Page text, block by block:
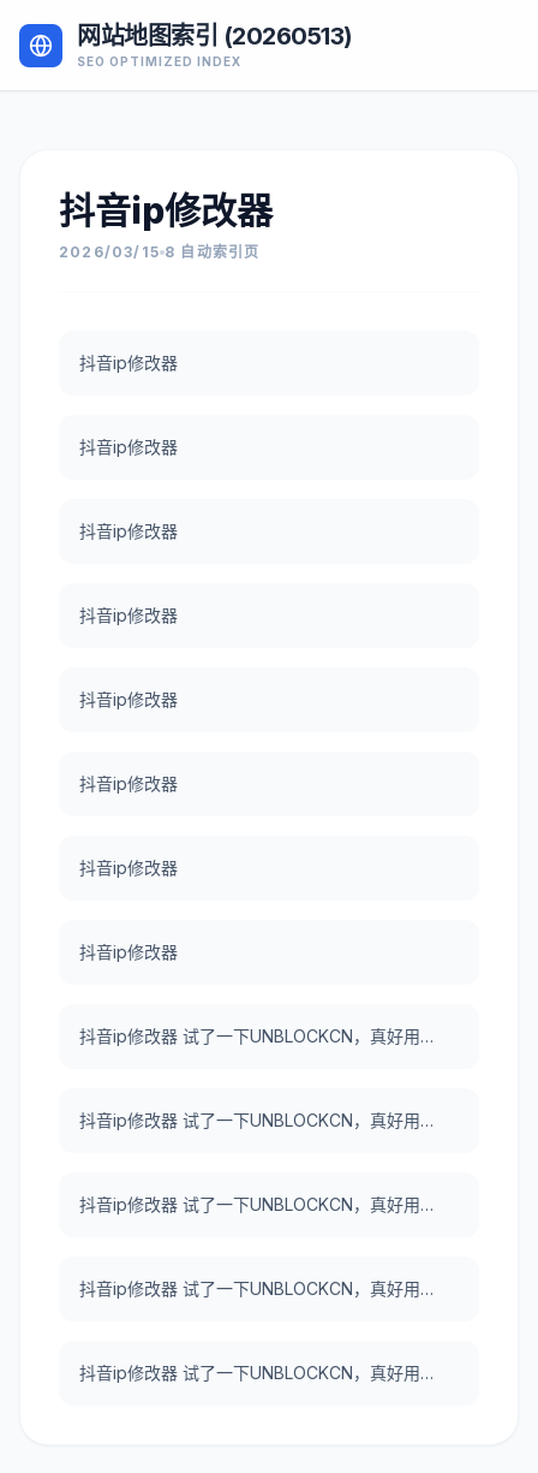
网站地图索引 (20260513)
SEO OPTIMIZED INDEX
抖音ip修改器
2026/03/15 8 自动索引页
抖音ip修改器
抖音ip修改器
抖音ip修改器
抖音ip修改器
抖音ip修改器
抖音ip修改器
抖音ip修改器
抖音ip修改器
抖音ip修改器 试了一下UNBLOCKCN，真好用。
抖音ip修改器 试了一下UNBLOCKCN，真好用。
抖音ip修改器 试了一下UNBLOCKCN，真好用。
抖音ip修改器 试了一下UNBLOCKCN，真好用。
抖音ip修改器 试了一下UNBLOCKCN，真好用。